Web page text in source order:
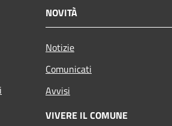
NOVITÀ
Notizie
Comunicati
Avvisi
VIVERE IL COMUNE